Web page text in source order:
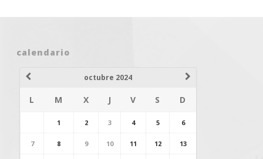
calendario
octubre 2024
L M X J V S D
1 2 3 4 5 6
7 8 9 10 11 12 13